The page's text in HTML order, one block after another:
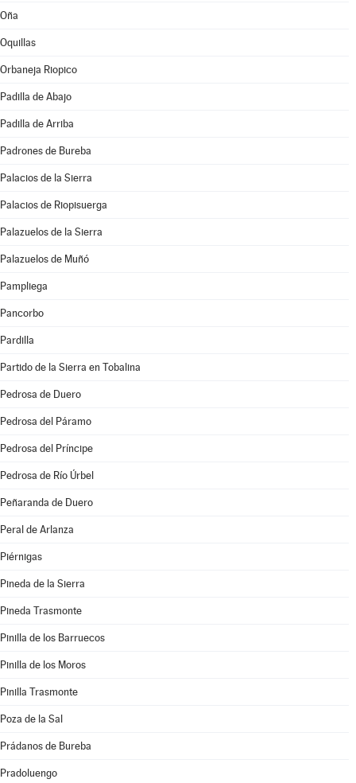
Oña
Oquillas
Orbaneja Riopico
Padilla de Abajo
Padilla de Arriba
Padrones de Bureba
Palacios de la Sierra
Palacios de Riopisuerga
Palazuelos de la Sierra
Palazuelos de Muñó
Pampliega
Pancorbo
Pardilla
Partido de la Sierra en Tobalina
Pedrosa de Duero
Pedrosa del Páramo
Pedrosa del Príncipe
Pedrosa de Río Úrbel
Peñaranda de Duero
Peral de Arlanza
Piérnigas
Pineda de la Sierra
Pineda Trasmonte
Pinilla de los Barruecos
Pinilla de los Moros
Pinilla Trasmonte
Poza de la Sal
Prádanos de Bureba
Pradoluengo